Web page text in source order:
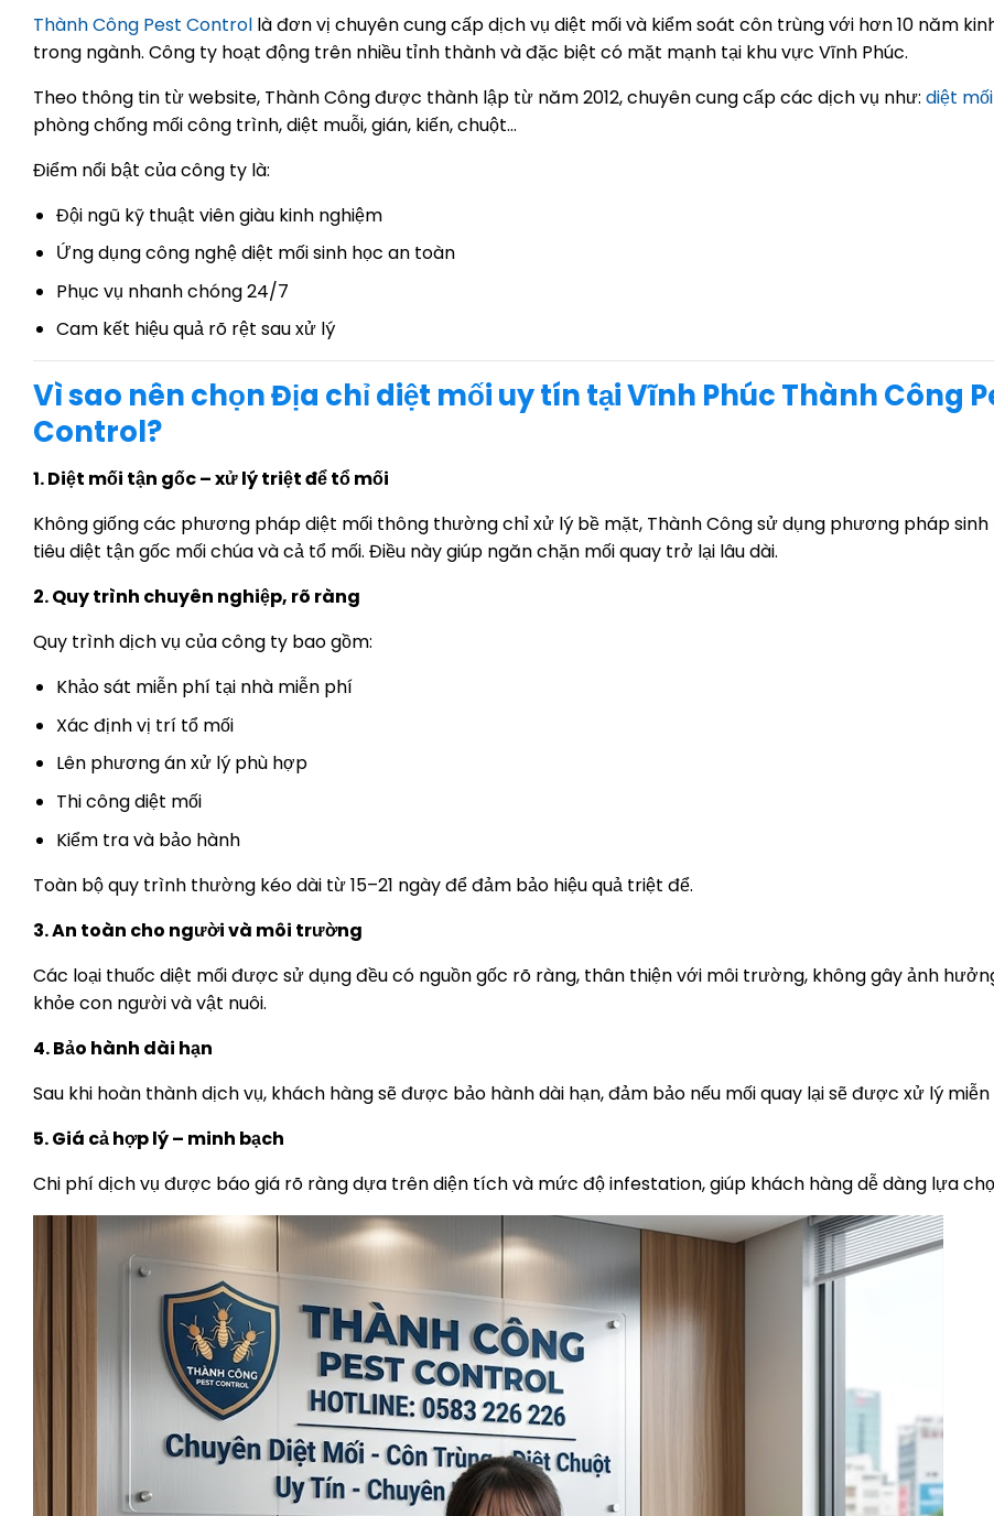
Thành Công Pest Control là đơn vị chuyên cung cấp dịch vụ diệt mối và kiểm soát côn trùng với hơn 10 năm
trong ngành. Công ty hoạt động trên nhiều tỉnh thành và đặc biệt có mặt mạnh tại khu vực Vĩnh Phúc.
Theo thông tin từ website, Thành Công được thành lập từ năm 2012, chuyên cung cấp các dịch vụ như: diệt
phòng chống mối công trình, diệt muỗi, gián, kiến, chuột…
Điểm nổi bật của công ty là:
Đội ngũ kỹ thuật viên giàu kinh nghiệm
Ứng dụng công nghệ diệt mối sinh học an toàn
Phục vụ nhanh chóng 24/7
Cam kết hiệu quả rõ rệt sau xử lý
Vì sao nên chọn Địa chỉ diệt mối uy tín tại Vĩnh Phúc Thành Công
Control?
1. Diệt mối tận gốc – xử lý triệt để tổ mối
Không giống các phương pháp diệt mối thông thường chỉ xử lý bề mặt, Thành Công sử dụng phương pháp sinh
tiêu diệt tận gốc mối chúa và cả tổ mối. Điều này giúp ngăn chặn mối quay trở lại lâu dài.
2. Quy trình chuyên nghiệp, rõ ràng
Quy trình dịch vụ của công ty bao gồm:
Khảo sát miễn phí tại nhà miễn phí
Xác định vị trí tổ mối
Lên phương án xử lý phù hợp
Thi công diệt mối
Kiểm tra và bảo hành
Toàn bộ quy trình thường kéo dài từ 15–21 ngày để đảm bảo hiệu quả triệt để.
3. An toàn cho người và môi trường
Các loại thuốc diệt mối được sử dụng đều có nguồn gốc rõ ràng, thân thiện với môi trường, không gây ảnh
khỏe con người và vật nuôi.
4. Bảo hành dài hạn
Sau khi hoàn thành dịch vụ, khách hàng sẽ được bảo hành dài hạn, đảm bảo nếu mối quay lại sẽ được xử lý miễn
5. Giá cả hợp lý – minh bạch
Chi phí dịch vụ được báo giá rõ ràng dựa trên diện tích và mức độ infestation, giúp khách hàng dễ dàng lựa